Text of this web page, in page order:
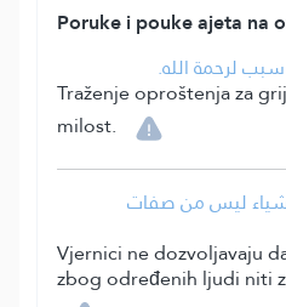
Poruke i pouke ajeta na
لرحمة الله.
Traženje oproštenja za
milost.
ليس من صفات
Vjernici ne dozvoljavaju
zbog određenih ljudi niti